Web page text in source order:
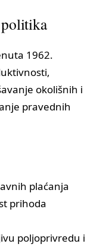
1962.
okolišnih i
pravednih
plaćanja
prihoda
poljoprivredu i